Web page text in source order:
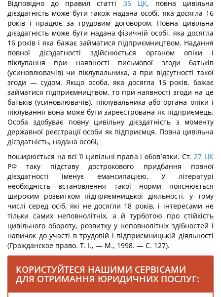
Відповідно до правил статті 35 ЦК, повна цивільна
дієздатність може бути також надана особі, яка досягла 16
років і працює за трудовим договором. Повна цивільна
дієздатність може бути надана фізичній особі, яка досягла
16 років і яка бажає займатися підприємництвом. Надання
повної дієздатності здійснюється органом опіки і
піклування при наявності письмової згоди батьків
(усиновлювачів) чи піклувальника, а при відсутності такої
згоди — судом. Якщо особа, яка досягла 16 років, бажає
займатися підприємництвом, то при наявності згоди на це
батьків (усиновлювачів), піклувальника або органа опіки і
піклування вона може бути зареєстрована як підприємець.
Особа здобуває повну цивільну дієздатність з моменту
державної реєстрації особи як підприємця. Повна цивільна
дієздатність, надана особі,
поширюється на всі її цивільні права і обов´язки. Ст. 27 ЦК
РФ таку підставу дострокового придбання повної
дієздатності іменує емансипацією. У літературі
необхідність встановлення такої норми пояснюється
широким розвитком підприємницької діяльності, у тому
числі серед осіб, які не досягли 18 років, і інтересами не
тільки самих неповнолітніх, а й турботою про стійкість
цивільного обороту, розвитку у неповнолітніх здібностей і
навичок до участі в трудовій і підприємницькій діяльності
(Гражданское право. Т. І., — М., 1998. — С. 127).
КОРИСТУЙТЕСЯ НАШИМИ СЕРВІСАМИ
ДЛЯ ОТРИМАННЯ ЮРИДИЧНИХ ПОСЛУГ: